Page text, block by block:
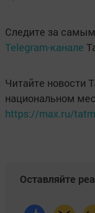
Следите за
Telegram-канале
Читайте новости
национальном
https://max.ru/
Оставляйте